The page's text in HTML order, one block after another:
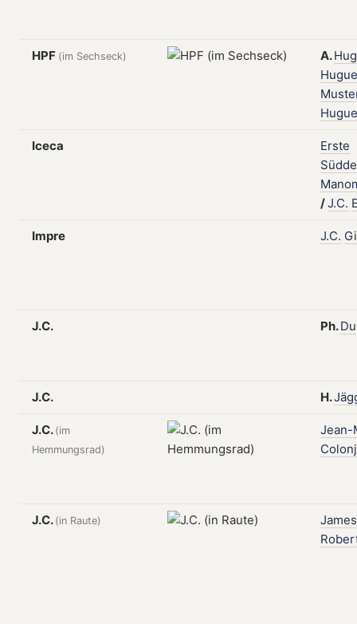
HPF (im Sechseck) A.
Iceca
Erste
/J.C.
Impre J.C.
J.C. Ph.
J.C. H.
J.C. (im
Hemmungsrad)
Jean-
J.C. (in Raute)
James